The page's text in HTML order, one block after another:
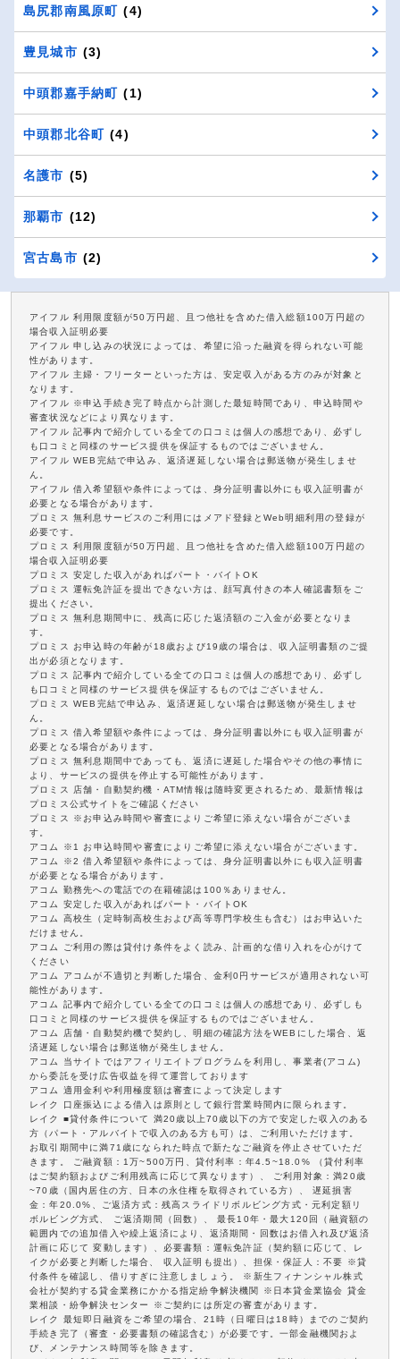
島尻郡南風原町 (4)
豊見城市 (3)
中頭郡嘉手納町 (1)
中頭郡北谷町 (4)
名護市 (5)
那覇市 (12)
宮古島市 (2)
アイフル 利用限度額が50万円超、且つ他社を含めた借入総額100万円超の
場合収入証明必要
アイフル 申し込みの状況によっては、希望に沿った融資を得られない可能
性があります。
アイフル 主婦・フリーターといった方は、安定収入がある方のみが対象と
なります。
アイフル ※申込手続き完了時点から計測した最短時間であり、申込時間や
審査状況などにより異なります。
アイフル 記事内で紹介している全ての口コミは個人の感想であり、必ずし
も口コミと同様のサービス提供を保証するものではございません。
アイフル WEB完結で申込み、返済遅延しない場合は郵送物が発生しませ
ん。
アイフル 借入希望額や条件によっては、身分証明書以外にも収入証明書が
必要となる場合があります。
プロミス 無利息サービスのご利用にはメアド登録とWeb明細利用の登録が
必要です。
プロミス 利用限度額が50万円超、且つ他社を含めた借入総額100万円超の
場合収入証明必要
プロミス 安定した収入があればパート・バイトOK
プロミス 運転免許証を提出できない方は、顔写真付きの本人確認書類をご
提出ください。
プロミス 無利息期間中に、残高に応じた返済額のご入金が必要となりま
す。
プロミス お申込時の年齢が18歳および19歳の場合は、収入証明書類のご提
出が必須となります。
プロミス 記事内で紹介している全ての口コミは個人の感想であり、必ずし
も口コミと同様のサービス提供を保証するものではございません。
プロミス WEB完結で申込み、返済遅延しない場合は郵送物が発生しませ
ん。
プロミス 借入希望額や条件によっては、身分証明書以外にも収入証明書が
必要となる場合があります。
プロミス 無利息期間中であっても、返済に遅延した場合やその他の事情に
より、サービスの提供を停止する可能性があります。
プロミス 店舗・自動契約機・ATM情報は随時変更されるため、最新情報は
プロミス公式サイトをご確認ください
プロミス ※お申込み時間や審査によりご希望に添えない場合がございま
す。
アコム ※1 お申込時間や審査によりご希望に添えない場合がございます。
アコム ※2 借入希望額や条件によっては、身分証明書以外にも収入証明書
が必要となる場合があります。
アコム 勤務先への電話での在籍確認は100％ありません。
アコム 安定した収入があればパート・バイトOK
アコム 高校生（定時制高校生および高等専門学校生も含む）はお申込いた
だけません。
アコム ご利用の際は貸付け条件をよく読み、計画的な借り入れを心がけて
ください
アコム アコムが不適切と判断した場合、金利0円サービスが適用されない可
能性があります。
アコム 記事内で紹介している全ての口コミは個人の感想であり、必ずしも
口コミと同様のサービス提供を保証するものではございません。
アコム 店舗・自動契約機で契約し、明細の確認方法をWEBにした場合、返
済遅延しない場合は郵送物が発生しません。
アコム 当サイトではアフィリエイトプログラムを利用し、事業者(アコム)
から委託を受け広告収益を得て運営しております
アコム 適用金利や利用極度額は審査によって決定します
レイク 口座振込による借入は原則として銀行営業時間内に限られます。
レイク ■貸付条件について 満20歳以上70歳以下の方で安定した収入のある
方（パート・アルバイトで収入のある方も可）は、ご利用いただけます。
お取引期間中に満71歳になられた時点で新たなご融資を停止させていただ
きます。 ご融資額：1万~500万円、貸付利率：年4.5~18.0% （貸付利率
はご契約額およびご利用残高に応じて異なります）、 ご利用対象：満20歳
~70歳（国内居住の方、日本の永住権を取得されている方）、 遅延損害
金：年20.0%、ご返済方式：残高スライドリボルビング方式・元利定額リ
ボルビング方式、 ご返済期間（回数）、 最長10年・最大120回（融資額の
範囲内での追加借入や繰上返済により、返済期間・回数はお借入れ及び返済
計画に応じて 変動します）、必要書類：運転免許証（契約額に応じて、レ
イクが必要と判断した場合、 収入証明も提出）、担保・保証人：不要 ※貸
付条件を確認し、借りすぎに注意しましょう。 ※新生フィナンシャル株式
会社が契約する貸金業務にかかる指定紛争解決機関 ※日本貸金業協会 貸金
業相談・紛争解決センター ※ご契約には所定の審査があります。
レイク 最短即日融資をご希望の場合、21時（日曜日は18時）までのご契約
手続き完了（審査・必要書類の確認含む）が必要です。一部金融機関およ
び、メンテナンス時間等を除きます。